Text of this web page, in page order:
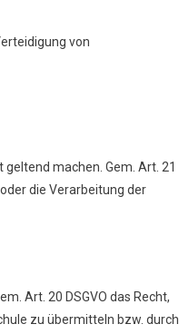
von
machen. Gem. Art. 21
die Verarbeitung der
Art. 20 DSGVO das Recht,
zu übermitteln bzw. durch